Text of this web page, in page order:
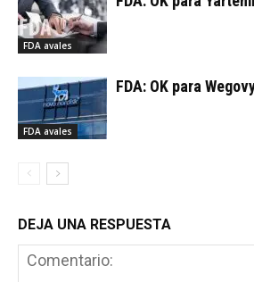
FDA avales
FDA avales
FDA: OK para
DEJA UNA RESPUESTA